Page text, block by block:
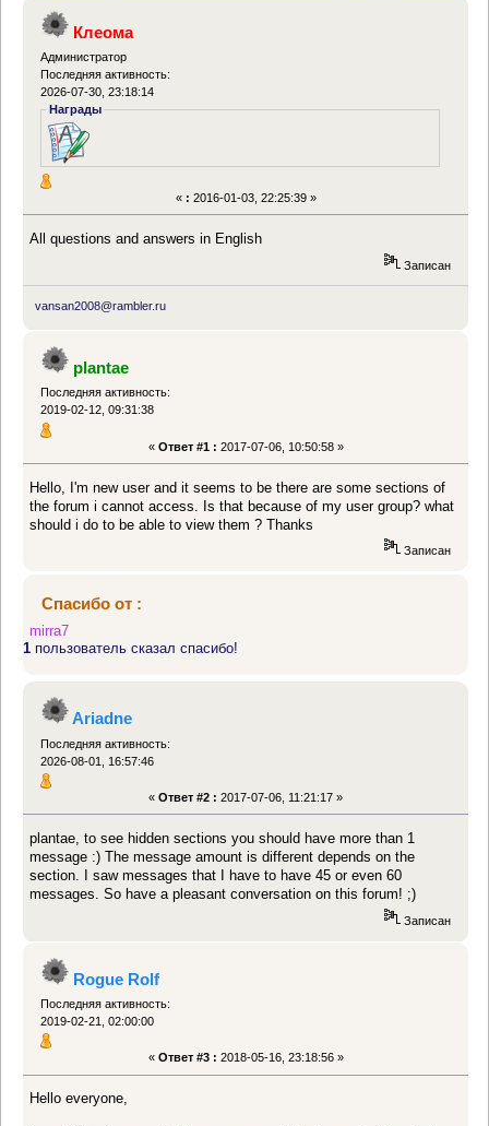
(Прочитано 80218 раз)
Клеома
Администратор
Последняя активность:
2026-07-30, 23:18:14
Награды
« : 2016-01-03, 22:25:39 »
All questions and answers in English
Записан
vansan2008@rambler.ru
plantae
Последняя активность:
2019-02-12, 09:31:38
« Ответ #1 : 2017-07-06, 10:50:58 »
Hello, I'm new user and it seems to be there are some sections of
the forum i cannot access. Is that because of my user group? what
should i do to be able to view them ? Thanks
Записан
Спасибо от :
mirra7
1 пользователь сказал спасибо!
Ariadne
Последняя активность:
2026-08-01, 16:57:46
« Ответ #2 : 2017-07-06, 11:21:17 »
plantae, to see hidden sections you should have more than 1
message :) The message amount is different depends on the
section. I saw messages that I have to have 45 or even 60
messages. So have a pleasant conversation on this forum! ;)
Записан
Rogue Rolf
Последняя активность:
2019-02-21, 02:00:00
« Ответ #3 : 2018-05-16, 23:18:56 »
Hello everyone,